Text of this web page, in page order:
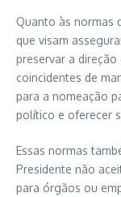
Quanto às normas
que visam
preservar a
coincidentes de
para a nomeação
político e oferecer
Essas normas
Presidente não
para órgãos ou